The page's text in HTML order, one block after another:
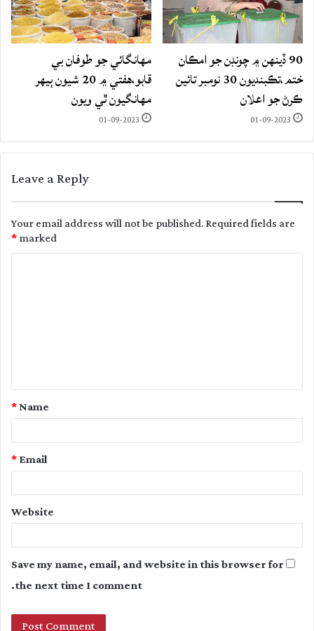
90 ڏينهن ۾ چونڊن جو امڪان
ختم،تڪبنديون 30 نومبر تائين
ڪرڻ جو اعلان
01-09-2023
مهانگائي جو طوفان بي
قابو،هفتي ۾ 20 شيون ٻيهر
مهانگيون ٿي ويون
01-09-2023
Leave a Reply
Your email address will not be published.Required fields are
marked
*
t
Name
*
Email
*
Website
Save my name, email, and website in this browser for
the next time I comment.